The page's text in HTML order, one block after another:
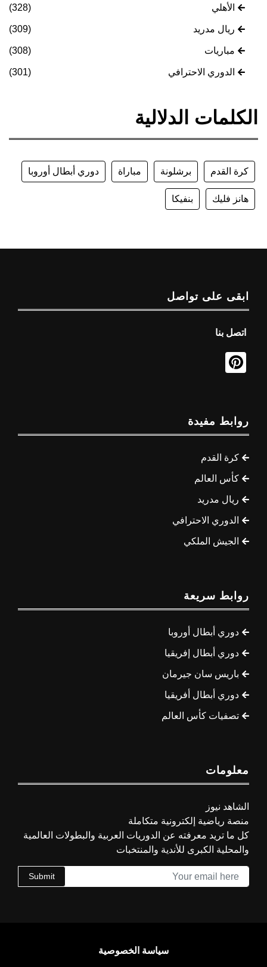
الأهلي (328)
ريال مدريد (309)
مباريات (308)
الدوري الاحترافي (301)
الكلمات الدلالية
كرة القدم برشلونة مباراة دوري أبطال أوروبا
هانز فليك بنفيكا
ابقى على تواصل
اتصل بنا
روابط مفيدة
كرة القدم
كأس العالم
ريال مدريد
الدوري الاحترافي
الجيش الملكي
روابط سريعة
دوري أبطال أوروبا
دوري أبطال إفريقيا
باريس سان جيرمان
دوري أبطال أفريقيا
تصفيات كأس العالم
معلومات
الشاهد نيوز
منصة رياضية إلكترونية متكاملة
كل ما تريد معرفته عن الدوريات العربية والبطولات العالمية
والمحلية الكبرى للأندية والمنتخبات
Submit
سياسة الخصوصية